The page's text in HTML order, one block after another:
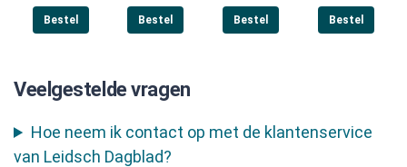
Bestel Bestel Bestel Bestel
Veelgestelde vragen
Hoe neem ik contact op met de klantenservice
van Leidsch Dagblad?